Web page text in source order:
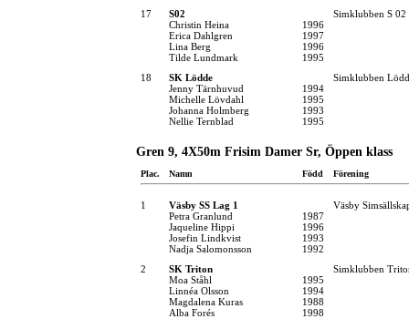
17
S02
Simklubben S 02
Christin Heina
1996
Erica Dahlgren
1997
Lina Berg
1996
Tilde Lundmark
1995
18
SK Lödde
Simklubben
Jenny Tärnhuvud
1994
Michelle Lövdahl
1995
Johanna Holmberg
1993
Nellie Ternblad
1995
Gren 9, 4X50m Frisim Damer Sr, Öppen klass
Plac. Namn Född Förening
1 Väsby SS Lag 1
Väsby
Petra Granlund
1987
Jaqueline Hippi
1996
Josefin Lindkvist
1993
Nadja Salomonsson
1992
2
SK Triton
Simklubben
Moa Ståhl
1995
Linnéa Olsson
1994
Magdalena Kuras
1988
Alba Forés
1998